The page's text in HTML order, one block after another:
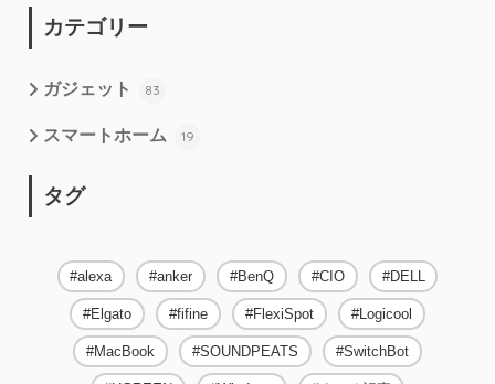
カテゴリー
ガジェット 83
スマートホーム 19
タグ
alexa anker BenQ CIO DELL
Elgato fifine FlexiSpot Logicool
MacBook SOUNDPEATS SwitchBot